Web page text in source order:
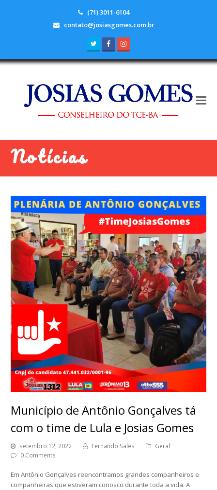
(71) 3011-6104
contato@josiasgomes.com.br
TwitterFacebook
Notícias
Município de Antônio Gonçalves tá
com o time de Lula e Josias Gomes
setembro 12, 2022 Fernando Sales
Geral
0 Comments
Em Antônio Gonçalves reencontramos grandes companheiros e
companheiras que estiveram conosco durante toda a vida. A